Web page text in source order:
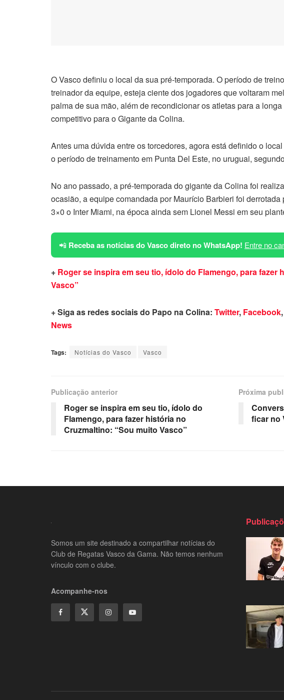
O Vasco definiu o local da sua pré-temporada. O período de
treinador da equipe, esteja ciente dos jogadores que voltaram
palma de sua mão, além de recondicionar os atletas para a
competitivo para o Gigante da Colina.
Antes uma dúvida entre os torcedores, agora está definido o
o período de treinamento em Punta Del Este, no uruguai,
No ano passado, a pré-temporada do gigante da Colina foi
ocasião, a equipe comandada por Maurício Barbieri foi
3×0 o Inter Miami, na época ainda sem Lionel Messi em seu
📲 Receba as notícias do Vasco direto no WhatsApp! Entre no
+ Roger se inspira em seu tio, ídolo do Flamengo, para fazer
Vasco”
+ Siga as redes sociais do Papo na Colina: Twitter, Facebook,
News
Tags: Notícias do Vasco Vasco
Publicação anterior
Roger se inspira em seu tio, ídolo do
Flamengo, para fazer história no
Cruzmaltino: “Sou muito Vasco”
Próxima
ficar no
Somos um site destinado a compartilhar notícias do
Club de Regatas Vasco da Gama. Não temos nenhum
vínculo com o clube.
Acompanhe-nos